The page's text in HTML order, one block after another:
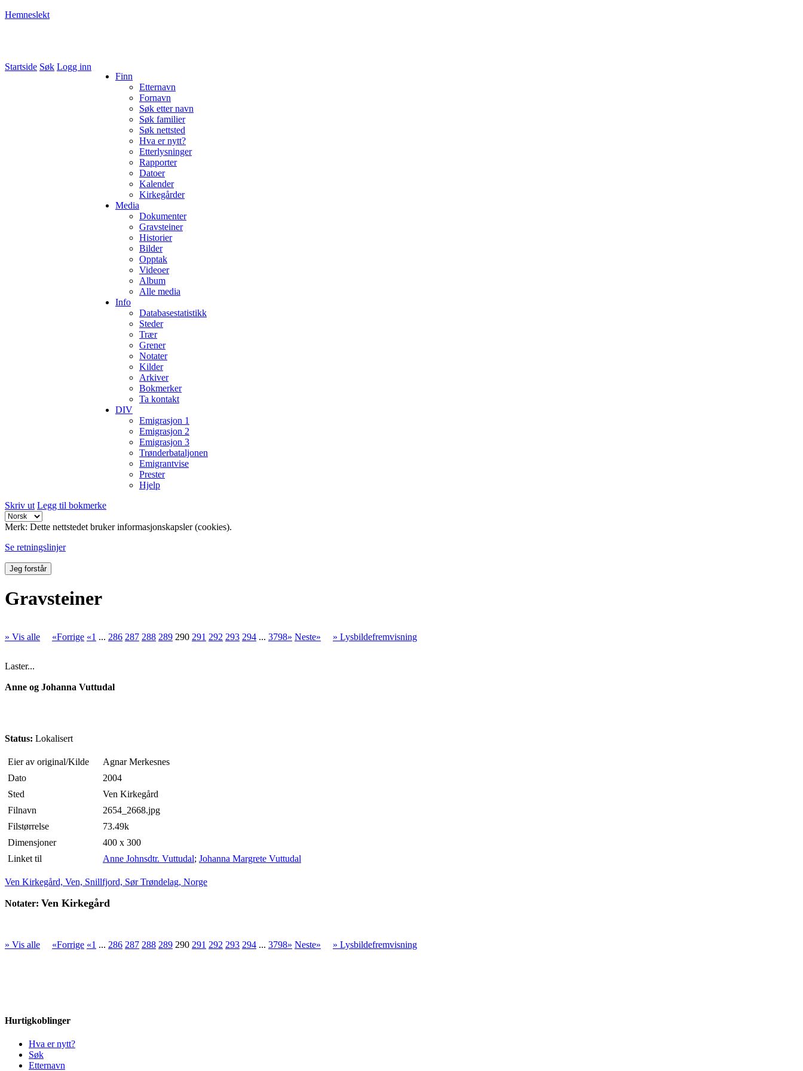
Hemneslekt
Startside Søk Logg inn
Finn
Etternavn
Fornavn
Søk etter navn
Søk familier
Søk nettsted
Hva er nytt?
Etterlysninger
Rapporter
Datoer
Kalender
Kirkegårder
Media
Dokumenter
Gravsteiner
Historier
Bilder
Opptak
Videoer
Album
Alle media
Info
Databasestatistikk
Steder
Trær
Grener
Notater
Kilder
Arkiver
Bokmerker
Ta kontakt
DIV
Emigrasjon 1
Emigrasjon 2
Emigrasjon 3
Trønderbataljonen
Emigrantvise
Prester
Hjelp
Skriv ut Legg til bokmerke
Merk: Dette nettstedet bruker informasjonskapsler (cookies).
Se retningslinjer
Jeg forstår
Gravsteiner
» Vis alle «Forrige «1 ... 286 287 288 289 290 291 292 293 294 ... 3798» Neste» » Lysbildefremvisning
Laster...
Anne og Johanna Vuttudal
Status: Lokalisert
Eier av original/Kilde
Agnar Merkesnes
Dato
2004
Sted
Ven Kirkegård
Filnavn
2654_2668.jpg
Filstørrelse
73.49k
Dimensjoner
400 x 300
Linket til
Anne Johnsdtr. Vuttudal; Johanna Margrete Vuttudal
Ven Kirkegård, Ven, Snillfjord, Sør Trøndelag, Norge
Notater: Ven Kirkegård
» Vis alle «Forrige «1 ... 286 287 288 289 290 291 292 293 294 ... 3798» Neste» » Lysbildefremvisning
Hurtigkoblinger
Hva er nytt?
Søk
Etternavn